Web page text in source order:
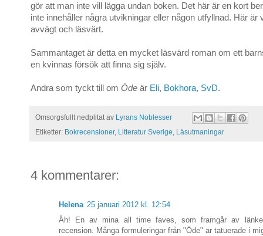
gör att man inte vill lägga undan boken. Det här är en kort
inte innehåller några utvikningar eller någon utfyllnad. Här är
avvägt och läsvärt.
Sammantaget är detta en mycket läsvärd roman om ett
en kvinnas försök att finna sig själv.
Andra som tyckt till om Öde är Eli, Bokhora, SvD.
Omsorgsfullt nedplitat av Lyrans Noblesser
Etiketter: Bokrecensioner, Litteratur Sverige, Läsutmaningar
4 kommentarer:
Helena 25 januari 2012 kl. 12:54
Åh! En av mina all time faves, som framgår av
recension. Många formuleringar från "Öde" är tatuerade i